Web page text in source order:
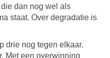
dan nog wel als
staat. Over degradatie is
drie nog tegen elkaar.
Met een overwinning